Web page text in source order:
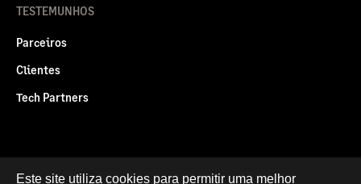
TESTEMUNHOS
Parceiros
Clientes
Tech Partners
Politica legal Privacidade e Cookies
Este site utiliza cookies para permitir uma melhor